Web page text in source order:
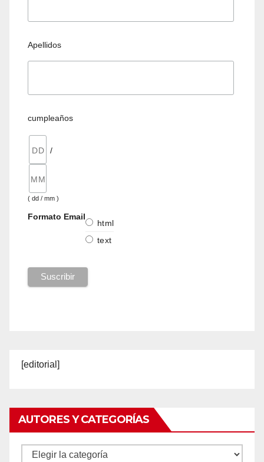
Apellidos
cumpleaños
/
( dd / mm )
Formato Email
html
text
[editorial]
AUTORES Y CATEGORÍAS
Autores